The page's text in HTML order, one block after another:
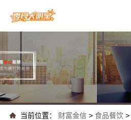
当前位置： 财富金信> 食品餐饮 >